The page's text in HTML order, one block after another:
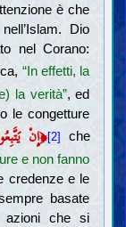
è che
Dio
nel Corano:
“In effetti, la
la verità”, ed
le congetture
﴿إِنْ[2]
che
e non fanno
credenze e le
basate
azioni che si